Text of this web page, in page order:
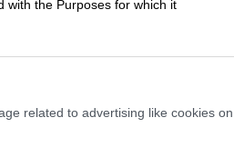
with the Purposes for which it
related to advertising like cookies on